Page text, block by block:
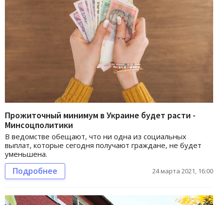
Прожиточный минимум в Украине будет расти -
Минсоцполитики
В ведомстве обещают, что ни одна из социальных
выплат, которые сегодня получают граждане, не будет
уменьшена.
Подробнее 24 марта 2021, 16:00